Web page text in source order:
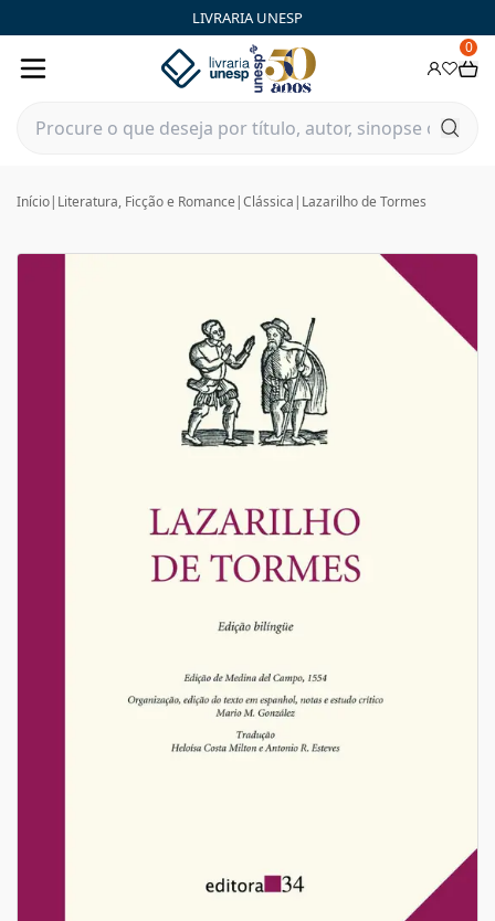
LIVRARIA UNESP
0
Início| Literatura, Ficção e Romance |Clássica | Lazarilho de Tormes